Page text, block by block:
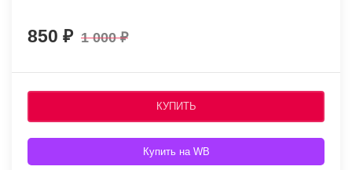
850 1 000
КУПИТЬ
Купить на WB